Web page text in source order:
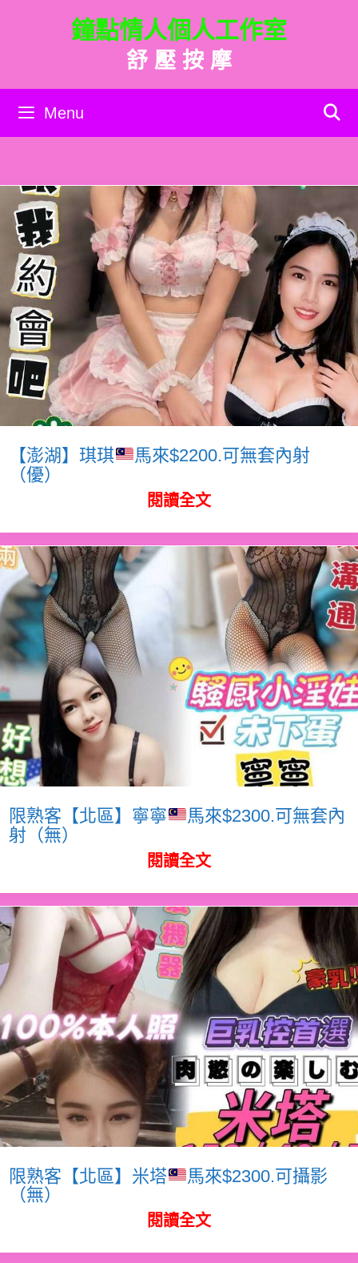
內
鐘點情人個人工作室
舒 壓 按 摩
Menu
【澎湖】琪琪
馬來$2200.可無套內射
（優）
閱讀全文
限熟客【北區】寧寧
馬來$2300.可無套內
射（無）
閱讀全文
限熟客【北區】米塔
馬來$2300.可攝影
（無）
閱讀全文